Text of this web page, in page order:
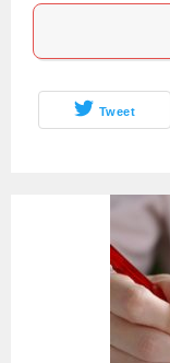
Tweet